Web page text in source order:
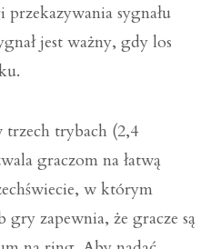
przekazywania sygnału
jest ważny, gdy los
trzech trybach (2,4
graczom na łatwą
w którym
zapewnia, że gracze są